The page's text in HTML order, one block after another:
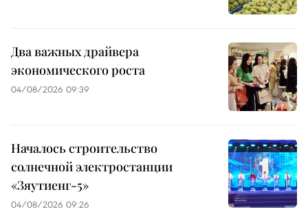
Два важных драйвера
экономического роста
04/08/2026 09:39
Началось строительство
солнечной электростанции
«Зяутиенг-5»
04/08/2026 09:26